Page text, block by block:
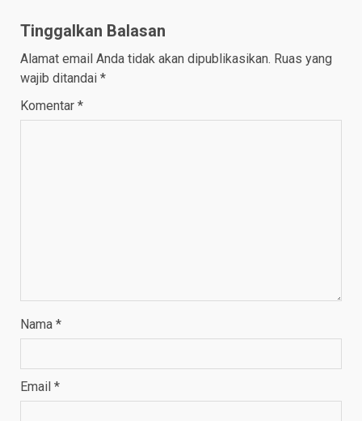
Tinggalkan Balasan
Alamat email Anda tidak akan dipublikasikan. Ruas yang
wajib ditandai *
Komentar *
Nama *
Email *